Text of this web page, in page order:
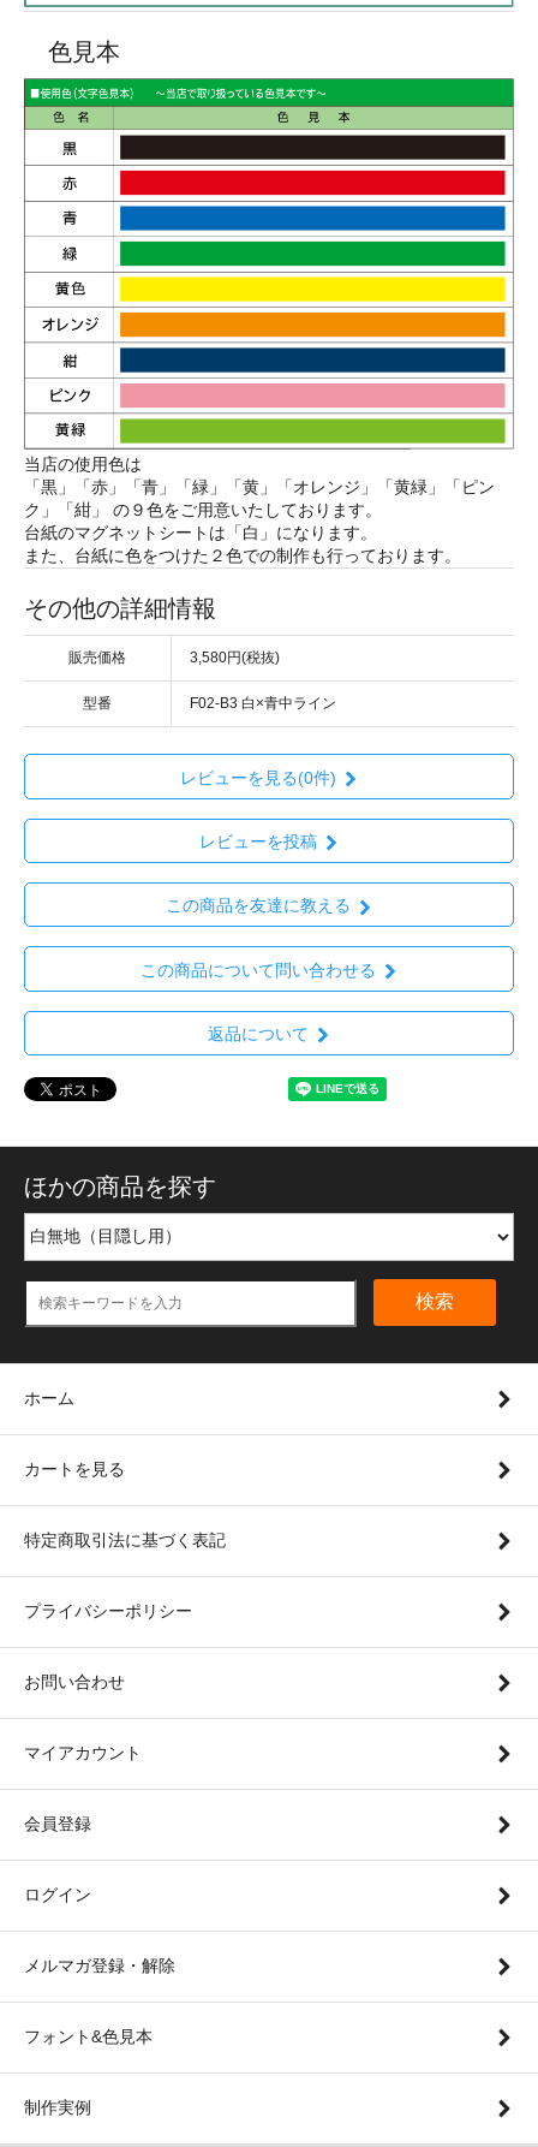
色見本
当店の使用色は
「黒」「赤」「青」「緑」「黄」「オレンジ」「黄緑」「ピン
ク」「紺」 の９色をご用意いたしております。
台紙のマグネットシートは「白」になります。
また、台紙に色をつけた２色での制作も行っております。
その他の詳細情報
販売価格 3,580円(税抜)
型番 F02-B3 白×青中ライン
レビューを見る(0件)
レビューを投稿
この商品を友達に教える
この商品について問い合わせる
返品について
ほかの商品を探す
検索
ホーム
カートを見る
特定商取引法に基づく表記
プライバシーポリシー
お問い合わせ
マイアカウント
会員登録
ログイン
メルマガ登録・解除
フォント&色見本
制作実例